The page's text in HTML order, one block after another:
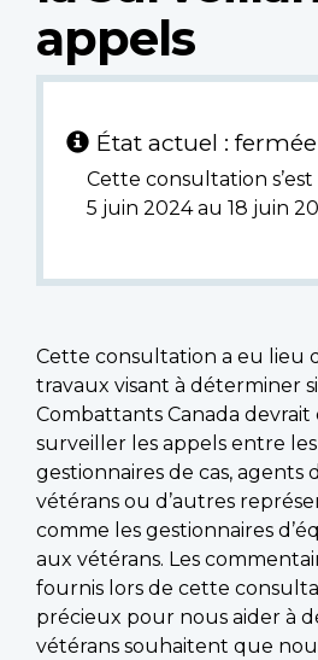
appels
État actuel : fermée
Cette consultation
5 juin 2024 au 18 juin
Cette consultation a eu lieu
travaux visant à déterminer
Combattants Canada
surveiller les appels entre
gestionnaires de cas, agents
vétérans ou d’autres
comme les gestionnaires
aux vétérans. Les
fournis lors de cette
précieux pour nous aider à
vétérans souhaitent que